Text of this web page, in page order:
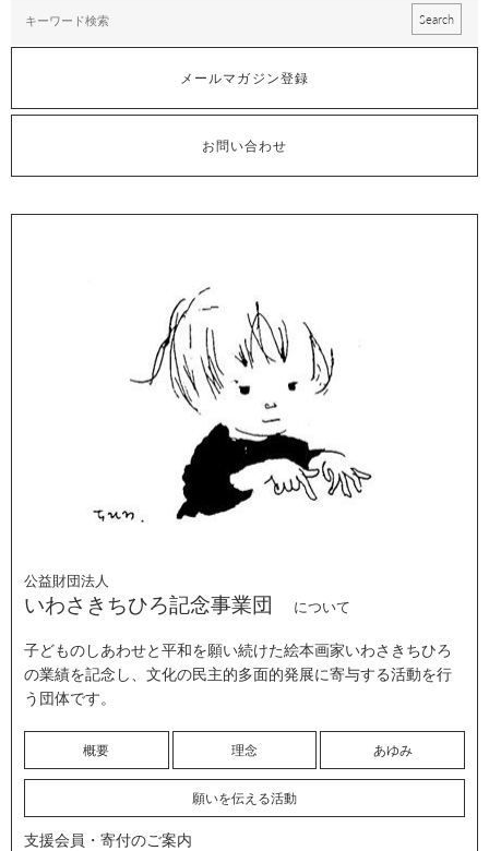
メールマガジン登録
お問い合わせ
公益財団法人
いわさきちひろ記念事業団 について
子どものしあわせと平和を願い続けた絵本画家いわさきちひろ
の業績を記念し、文化の民主的多面的発展に寄与する活動を行
う団体です。
概要 理念 あゆみ
願いを伝える活動
支援会員・寄付のご案内